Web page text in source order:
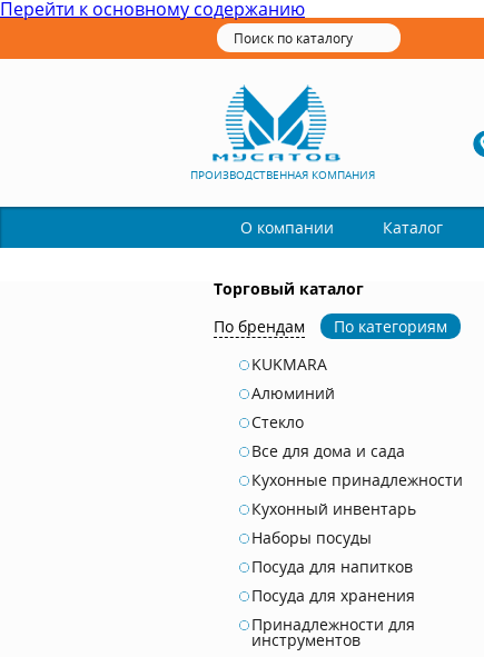
Перейти к основному содержанию
ПРОИЗВОДСТВЕННАЯ КОМПАНИЯ
О компании Каталог
Торговый каталог
По брендам
По категориям
KUKMARA
Алюминий
Стекло
Все для дома и сада
Кухонные принадлежности
Кухонный инвентарь
Наборы посуды
Посуда для напитков
Посуда для хранения
Принадлежности для
инструментов